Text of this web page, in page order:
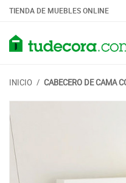
TIENDA DE MUEBLES ONLINE
INICIO / CABECERO DE CAMA